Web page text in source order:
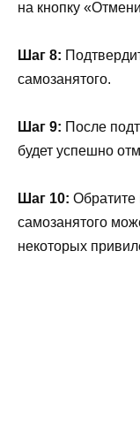
на кнопку
Шаг 8:
самозанятого.
Шаг 9: После
будет успешно
Шаг 10: Обратите
самозанятого
некоторых